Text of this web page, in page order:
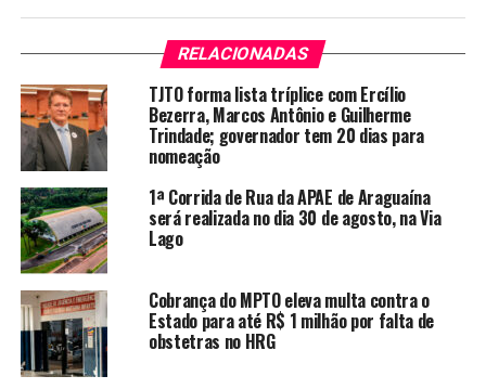
RELACIONADAS
TJTO forma lista tríplice com Ercílio
Bezerra, Marcos Antônio e Guilherme
Trindade; governador tem 20 dias para
nomeação
1ª Corrida de Rua da APAE de Araguaína
será realizada no dia 30 de agosto, na Via
Lago
Cobrança do MPTO eleva multa contra o
Estado para até R$ 1 milhão por falta de
obstetras no HRG